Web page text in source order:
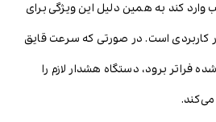
وارد کند به همین دلیل این ویژگی برای
کاربردی است. در صورتی که سرعت قایق
فراتر برود، دستگاه هشدار لازم را
می‌کند.